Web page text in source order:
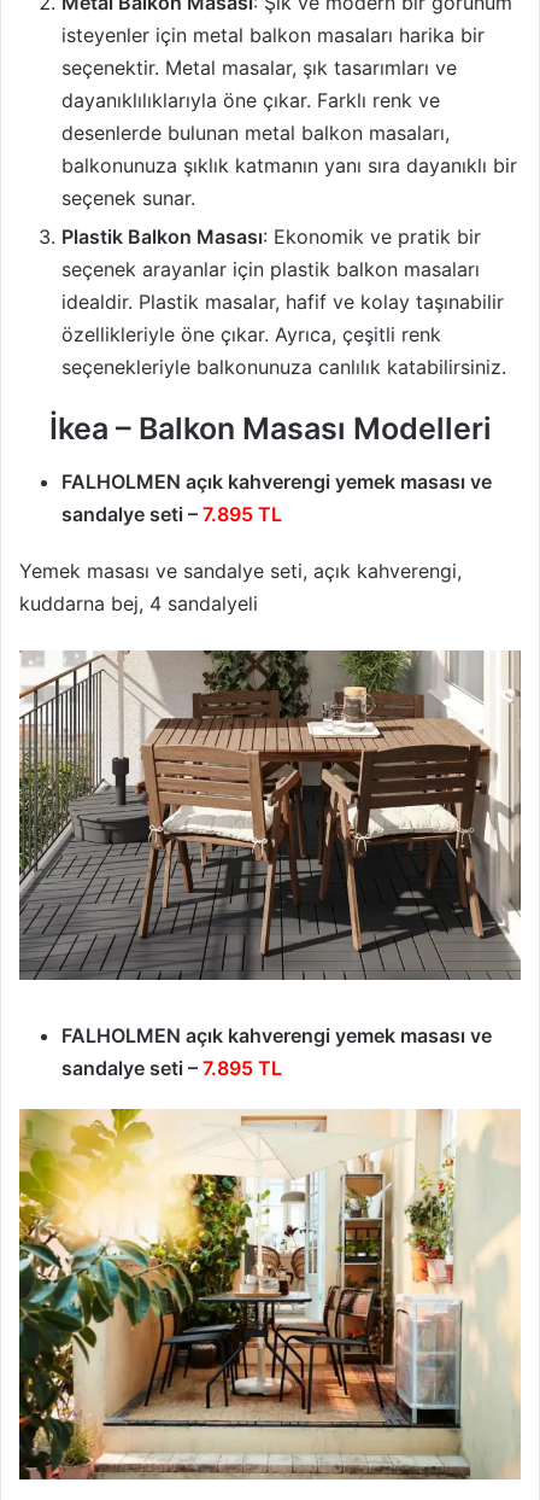
isteyenler için metal balkon masaları harika bir
seçenektir. Metal masalar, şık tasarımları ve
dayanıklılıklarıyla öne çıkar. Farklı renk ve
desenlerde bulunan metal balkon masaları,
balkonunuza şıklık katmanın yanı sıra dayanıklı bir
seçenek sunar.
Plastik Balkon Masası: Ekonomik ve pratik bir
seçenek arayanlar için plastik balkon masaları
idealdir. Plastik masalar, hafif ve kolay taşınabilir
özellikleriyle öne çıkar. Ayrıca, çeşitli renk
seçenekleriyle balkonunuza canlılık katabilirsiniz.
İkea – Balkon Masası Modelleri
FALHOLMEN açık kahverengi yemek masası ve
sandalye seti – 7.895 TL
Yemek masası ve sandalye seti, açık kahverengi,
kuddarna bej, 4 sandalyeli
FALHOLMEN açık kahverengi yemek masası ve
sandalye seti – 7.895 TL